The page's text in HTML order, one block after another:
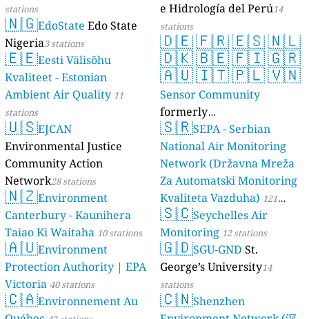
stations
🇳🇬EdoState Edo State
Nigeria3 stations
🇪🇪Eesti Välisõhu
Kvaliteet - Estonian
Ambient Air Quality 11
stations
🇺🇸EJCAN
Environmental Justice
Community Action
Network28 stations
🇳🇿Environment
Canterbury - Kaunihera
Taiao Ki Waitaha 10 stations
🇦🇺Environment
Protection Authority | EPA
Victoria 40 stations
🇨🇦Environnement Au
e Hidrología del Perú14
stations
🇩🇪🇫🇷🇪🇸🇳🇱
🇩🇰🇧🇪🇫🇮🇬🇷
🇦🇺🇮🇹🇵🇱🇻🇳
Sensor Community
formerly
luftdaten.info35819 stations
🇸🇷SEPA - Serbian
National Air Monitoring
Network (Državna Mreža
Za Automatski Monitoring
Kvaliteta Vazduha) 121
stations
🇸🇨Seychelles Air
Monitoring 12 stations
🇬🇩SGU-GND St.
George’s University14
stations
🇨🇳Shenzhen